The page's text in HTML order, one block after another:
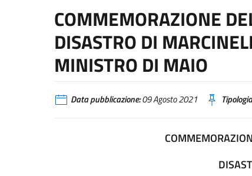
COMMEMORAZIONE
DISASTRO DI
MINISTRO DI MAIO
Data pubblicazione:09 Agosto 2021